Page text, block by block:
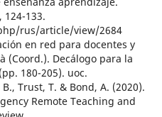
124-133.
rus/article/view/2684
en red para docentes y
(Coord.). Decálogo para la
180-205). uoc.
Trust, T. & Bond, A. (2020).
Remote Teaching and